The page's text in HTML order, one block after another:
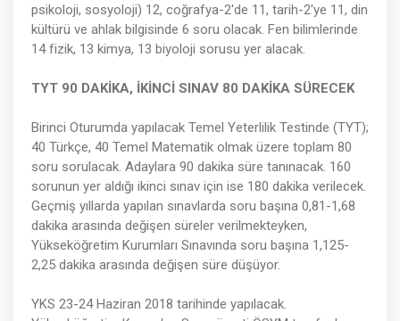
psikoloji, sosyoloji) 12, coğrafya-2'de 11, tarih-2'ye 11, din
kültürü ve ahlak bilgisinde 6 soru olacak. Fen bilimlerinde
14 fizik, 13 kimya, 13 biyoloji sorusu yer alacak.
TYT 90 DAKİKA, İKİNCİ SINAV 80 DAKİKA SÜRECEK
Birinci Oturumda yapılacak Temel Yeterlilik Testinde (TYT);
40 Türkçe, 40 Temel Matematik olmak üzere toplam 80
soru sorulacak. Adaylara 90 dakika süre tanınacak. 160
sorunun yer aldığı ikinci sınav için ise 180 dakika verilecek.
Geçmiş yıllarda yapılan sınavlarda soru başına 0,81-1,68
dakika arasında değişen süreler verilmekteyken,
Yükseköğretim Kurumları Sınavında soru başına 1,125-
2,25 dakika arasında değişen süre düşüyor.
YKS 23-24 Haziran 2018 tarihinde yapılacak.